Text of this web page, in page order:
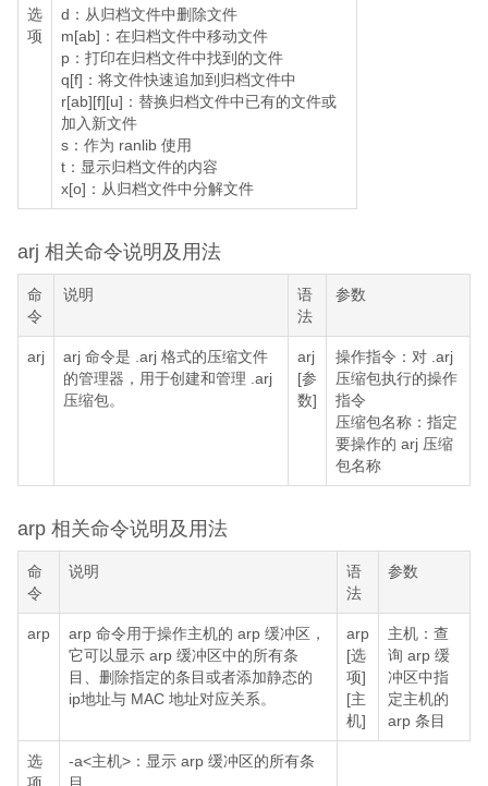
选
项
d：从归档文件中删除文件
m[ab]：在归档文件中移动文件
p：打印在归档文件中找到的文件
q[f]：将文件快速追加到归档文件中
r[ab][f][u]：替换归档文件中已有的文件或
加入新文件
s：作为 ranlib 使用
t：显示归档文件的内容
x[o]：从归档文件中分解文件
arj 相关命令说明及用法
命
令
说明
语
法
参数
arj
arj 命令是 .arj 格式的压缩文件
的管理器，用于创建和管理 .arj
压缩包。
arj
[参
数]
操作指令：对 .arj
压缩包执行的操作
指令
压缩包名称：指定
要操作的 arj 压缩
包名称
arp 相关命令说明及用法
命
令
说明
语
法
参数
arp
arp 命令用于操作主机的 arp 缓冲区，
它可以显示 arp 缓冲区中的所有条
目、删除指定的条目或者添加静态的
ip地址与 MAC 地址对应关系。
arp
[选
项]
[主
机]
主机：查
询 arp 缓
冲区中指
定主机的
arp 条目
选
-a<主机>：显示 arp 缓冲区的所有条